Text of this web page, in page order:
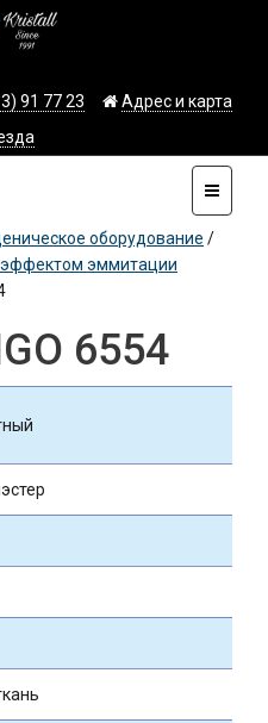
91 77 23
Адрес и карта
оборудование /
эффектом эммитации
6554